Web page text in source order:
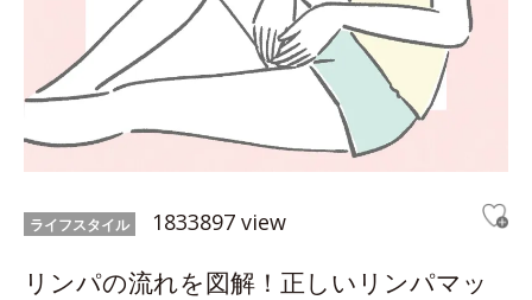
ライフスタイル 1833897 view
リンパの流れを図解！正しいリンパマッ